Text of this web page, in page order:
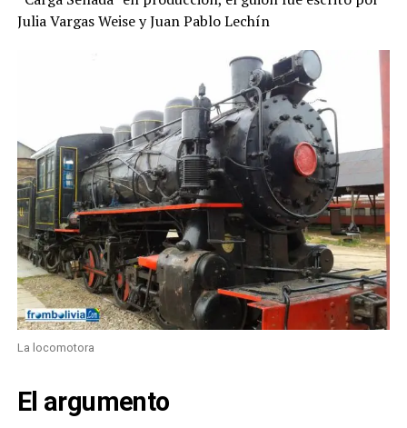
Julia Vargas Weise y Juan Pablo Lechín
La locomotora
El argumento